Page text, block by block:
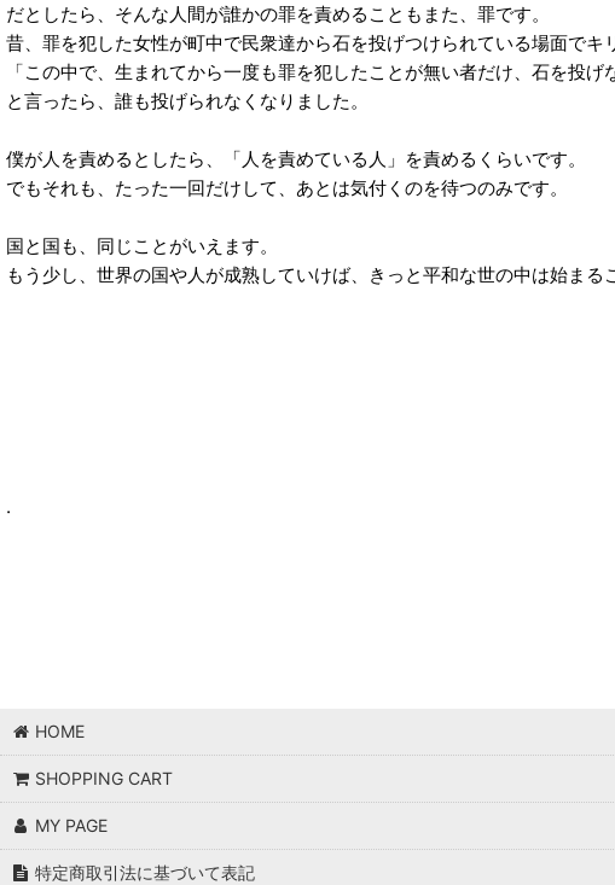
だとしたら、そんな人間が誰かの罪を責めることもまた、罪です。
昔、罪を犯した女性が町中で民衆達から石を投げつけられている場面でキ
「この中で、生まれてから一度も罪を犯したことが無い者だけ、石を投げ
と言ったら、誰も投げられなくなりました。
僕が人を責めるとしたら、「人を責めている人」を責めるくらいです。
でもそれも、たった一回だけして、あとは気付くのを待つのみです。
国と国も、同じことがいえます。
もう少し、世界の国や人が成熟していけば、きっと平和な世の中は始まる
.
HOME
SHOPPING CART
MY PAGE
特定商取引法に基づいて表記